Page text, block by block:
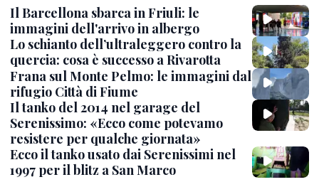
Il Barcellona sbarca in Friuli: le
immagini dell'arrivo in albergo
Lo schianto dell’ultraleggero contro la
quercia: cosa è successo a Rivarotta
Frana sul Monte Pelmo: le immagini dal
rifugio Città di Fiume
Il tanko del 2014 nel garage del
Serenissimo: «Ecco come potevamo
resistere per qualche giornata»
Ecco il tanko usato dai Serenissimi nel
1997 per il blitz a San Marco